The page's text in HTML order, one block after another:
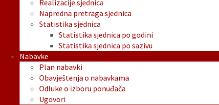
Realizacije sjednica
Napredna pretraga sjednica
Statistika sjednica
Statistika sjednica po godini
Statistika sjednica po sazivu
Nabavke
Plan nabavki
Obavještenja o nabavkama
Odluke o izboru ponuđača
Ugovori